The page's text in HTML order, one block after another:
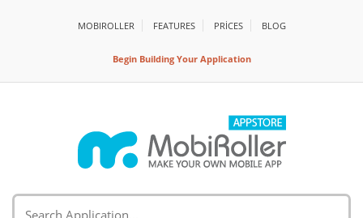
MOBIROLLER FEATURES PRİCES BLOG
Begin Building Your Application